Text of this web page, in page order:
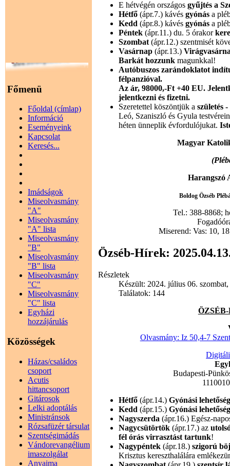
Főmenü
Főoldal (címlap)
Információ
Eseményeink
Kapcsolat
Keresés...
Imádságok
Miseolvasmány
"A"
Miseolvasmány
"A" lista
Miseolvasmány
"B"
Miseolvasmány
"B" lista
Miseolvasmány
"C"
Miseolvasmány
"C" lista
Egyházi
hozzájárulás
Közösségek
Házas/családos
csoport
Acutis
hittancsoport
Gitárosok
Lelki adoptálás
Ministránsok
Rózsafüzér társulat
Szentségimádás
Vándorevangélium
imaszolgálat
Anyaima
E hétvégén országosgyűjtés a
Hétfő(ápr.7.) kávésgyónás a
Kedd(ápr.8.) kávésgyónás a
Péntek (ápr.11.) du. 5 órakor
Szombat(ápr.12.) szentmisét
Vasárnap(ápr.13.)
Barkát hozzunk magunkkal!
Autóbuszos zarándoklatot
félpanzióval.
Az ár, 98000,-Ft +40 EU.
jelentkezni és fizetni.
Szeretettel köszöntjük aszületés
Leó, Szaniszló és Gyula
héten ünneplik évfordulójukat.
Magyar
Harangszó
Boldog Özséb
Tel.: 388-8868;
Miserend: Vas: 10,
Özséb-Hírek:
Részletek
Készült: 2024. július 06.
Találatok: 144
ÖZSÉB-
Olvasmány: Iz 50,4-7
Budapesti-
Hétfő (ápr.14.)Gyónási
Kedd (ápr.15.)Gyónási
Nagyszerda(ápr.16.) Egész-
Nagycsütörtök (ápr.17.) az
fél órás virrasztást tartunk!
Nagypéntek (ápr.18.)szigorú
Krisztus kereszthalálára